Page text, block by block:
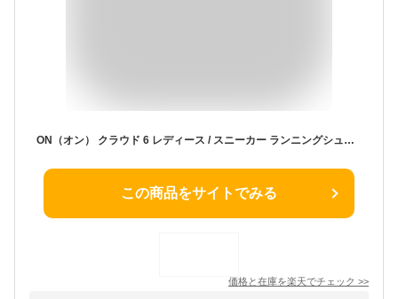
ON（オン） クラウド 6 レディース / スニーカー ランニングシューズ 靴 軽量 クッション Cloud 6
この商品をサイトでみる
価格と在庫を楽天でチェック >>